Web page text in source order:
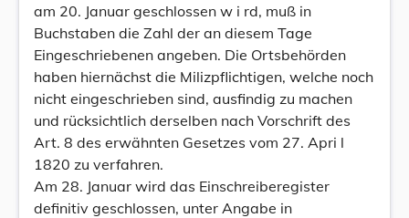
am 20. Januar geschlossen w i rd, muß in
Buchstaben die Zahl der an diesem Tage
Eingeschriebenen angeben. Die Ortsbehörden
haben hiernächst die Milizpflichtigen, welche noch
nicht eingeschrieben sind, ausfindig zu machen
und rücksichtlich derselben nach Vorschrift des
Art. 8 des erwähnten Gesetzes vom 27. Apri l
1820 zu verfahren.
Am 28. Januar wird das Einschreiberegister
definitiv geschlossen, unter Angabe in